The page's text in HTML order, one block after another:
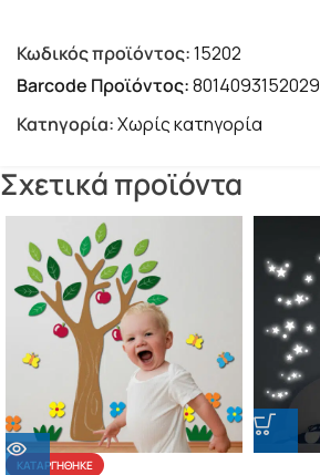
Barcode Προϊόντος:8014093152029
Κωδικός προϊόντος:15202
Κατηγορία:Χωρίς κατηγορία
Σχετικά προϊόντα
ΚΑΤΑΡΓΉΘΗΚΕ